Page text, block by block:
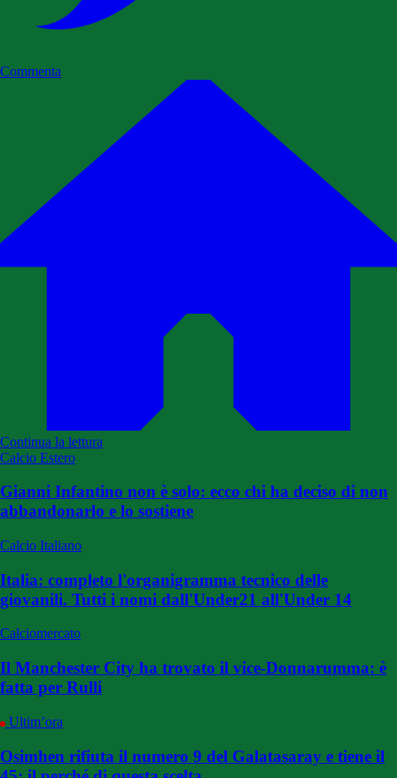
Commenta
Continua la lettura
Calcio Estero
Gianni Infantino non è solo: ecco chi ha deciso di non
abbandonarlo e lo sostiene
Calcio Italiano
Italia: completo l'organigramma tecnico delle
giovanili. Tutti i nomi dall'Under21 all'Under 14
Calciomercato
Il Manchester City ha trovato il vice-Donnarumma: è
fatta per Rulli
Ultim’ora
Osimhen rifiuta il numero 9 del Galatasaray e tiene il